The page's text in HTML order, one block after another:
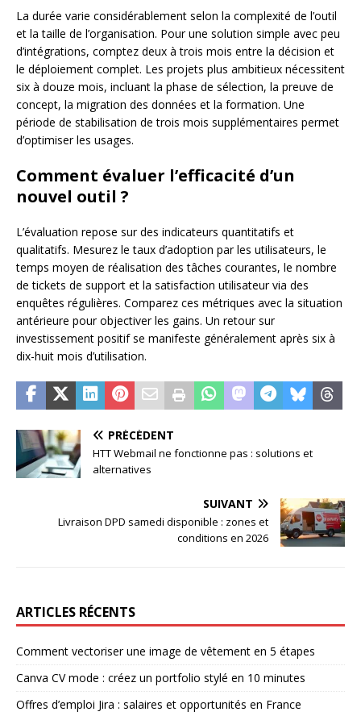
La durée varie considérablement selon la complexité de l’outil
et la taille de l’organisation. Pour une solution simple avec peu
d’intégrations, comptez deux à trois mois entre la décision et
le déploiement complet. Les projets plus ambitieux nécessitent
six à douze mois, incluant la phase de sélection, la preuve de
concept, la migration des données et la formation. Une
période de stabilisation de trois mois supplémentaires permet
d’optimiser les usages.
Comment évaluer l’efficacité d’un
nouvel outil ?
L’évaluation repose sur des indicateurs quantitatifs et
qualitatifs. Mesurez le taux d’adoption par les utilisateurs, le
temps moyen de réalisation des tâches courantes, le nombre
de tickets de support et la satisfaction utilisateur via des
enquêtes régulières. Comparez ces métriques avec la situation
antérieure pour objectiver les gains. Un retour sur
investissement positif se manifeste généralement après six à
dix-huit mois d’utilisation.
PRÉCÉDENT
HTT Webmail ne fonctionne pas : solutions et
alternatives
SUIVANT
Livraison DPD samedi disponible : zones et
conditions en 2026
ARTICLES RÉCENTS
Comment vectoriser une image de vêtement en 5 étapes
Canva CV mode : créez un portfolio stylé en 10 minutes
Offres d’emploi Jira : salaires et opportunités en France